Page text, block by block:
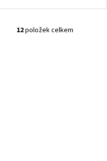
O
12položek celkem